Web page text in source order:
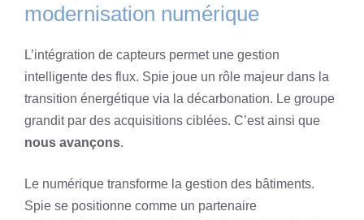
modernisation numérique
L’intégration de capteurs permet une gestion
intelligente des flux. Spie joue un rôle majeur dans la
transition énergétique via la décarbonation. Le groupe
grandit par des acquisitions ciblées. C’est ainsi que
nous avançons.
Le numérique transforme la gestion des bâtiments.
Spie se positionne comme un partenaire